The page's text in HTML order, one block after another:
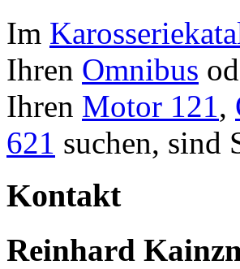
Im
Ihren Omnibus
Ihren Motor 121,
621 suchen, sind
Kontakt
Reinhard